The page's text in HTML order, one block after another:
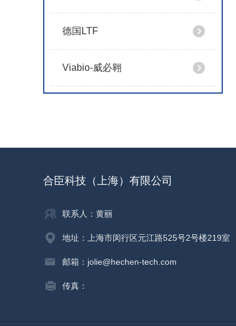
德国LTF
Viabio-威必翱
合臣科技（上海）有限公司
联系人：黄丽
地址：上海市闵行区元江路525号2号楼219室
邮箱：jolie@hechen-tech.com
传真：